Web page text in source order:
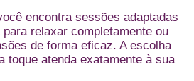
encontra sessões adaptadas
relaxar completamente ou
de forma eficaz. A escolha
toque atenda exatamente à sua